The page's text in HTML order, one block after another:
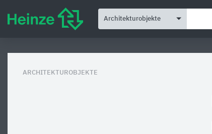
Architekturobjekte
ARCHITEKTUROBJEKTE